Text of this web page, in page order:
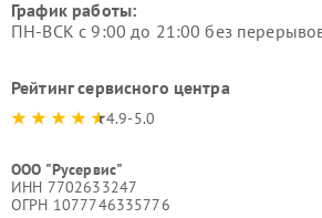
График работы:
ПН-ВСК с 9:00 до 21:00 без
Рейтинг сервисного центра
4.9-5.0
ООО "Русервис"
ИНН 7702633247
ОГРН 1077746335776